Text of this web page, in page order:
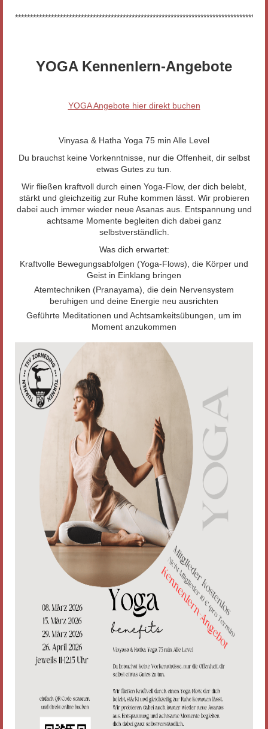
YOGA Kennenlern-Angebote
YOGA Angebote hier direkt buchen
Vinyasa & Hatha Yoga 75 min Alle Level
Du brauchst keine Vorkenntnisse, nur die Offenheit, dir selbst
etwas Gutes zu tun.
Wir fließen kraftvoll durch einen Yoga-Flow, der dich belebt,
stärkt und gleichzeitig zur Ruhe kommen lässt. Wir probieren
dabei auch immer wieder neue Asanas aus. Entspannung und
achtsame Momente begleiten dich dabei ganz
selbstverständlich.
Was dich erwartet:
Kraftvolle Bewegungsabfolgen (Yoga-Flows), die Körper und
Geist in Einklang bringen
Atemtechniken (Pranayama), die dein Nervensystem
beruhigen und deine Energie neu ausrichten
Geführte Meditationen und Achtsamkeitsübungen, um im
Moment anzukommen